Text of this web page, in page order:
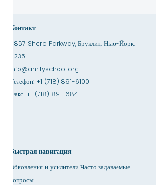
Контакт
3867 Shore Parkway, Бруклин, Нью-Йорк,
11235
info@amityschool.org
Телефон: +1 (718) 891-6100
Факс: +1 (718) 891-6841
Быстрая навигация
Обновления и усилители Часто задаваемые
вопросы